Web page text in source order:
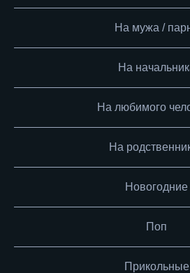
На мужа /
На
На любимого
На
Новогодние
Поп
Прикольные